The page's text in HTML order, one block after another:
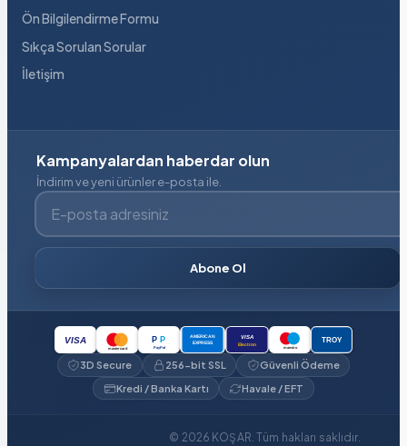
Ön Bilgilendirme Formu
Sıkça Sorulan Sorular
İletişim
Kampanyalardan haberdar olun
İndirim ve yeni ürünler e-posta ile.
E-posta adresiniz
Abone Ol
VISA
mastercard
P P
PayPal
AMERICAN
EXPRESS
VISA
Electron
maestro
TROY
3D Secure 256-bit SSL
Güvenli Ödeme
Kredi / Banka Kartı
Havale / EFT
© 2026 KOŞAR. Tüm hakları saklıdır.